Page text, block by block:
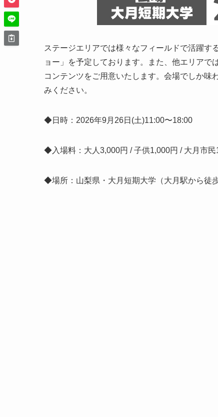
ステージエリアでは様々なフィールドで活躍す
ョー」を予定しております。また、他エリア
コンテンツをご用意いたします。会場でしか味
みください。
◆日時：2026年9月26日(土)11:00〜18:00
◆入場料：大人3,000円 / 子供1,000円 / 大月市民
◆場所：山梨県・大月短期大学（大月駅から徒歩